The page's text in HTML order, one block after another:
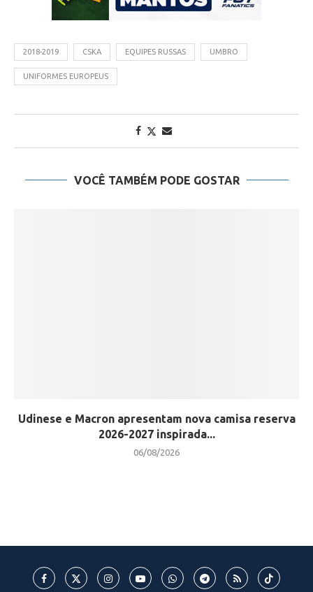
2018-2019 CSKA EQUIPES RUSSAS UMBRO
UNIFORMES EUROPEUS
VOCÊ TAMBÉM PODE GOSTAR
Udinese e Macron apresentam nova camisa reserva
2026-2027 inspirada...
06/08/2026